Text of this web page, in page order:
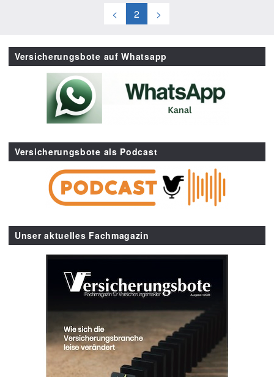
< 2 >
Versicherungsbote auf Whatsapp
Versicherungsbote als Podcast
Unser aktuelles Fachmagazin